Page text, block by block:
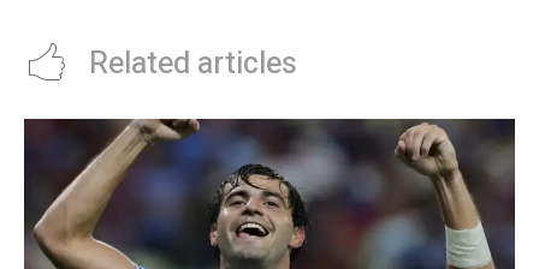
Related articles